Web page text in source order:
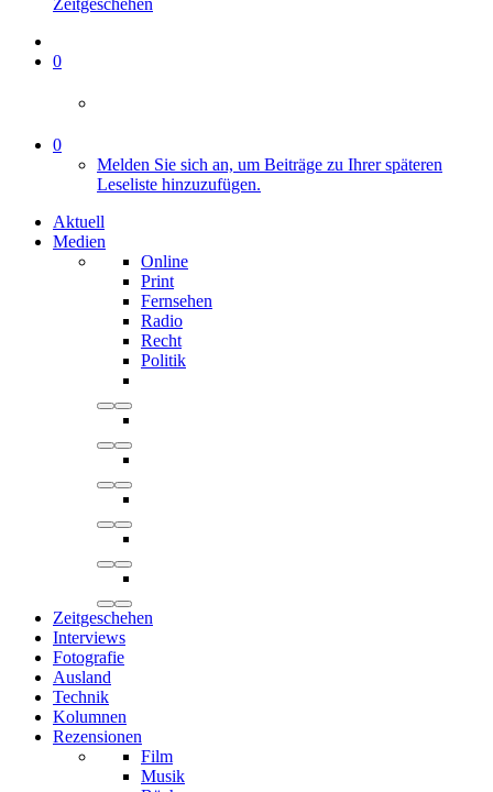
0
0
Melden Sie sich an, um Beiträge zu Ihrer späteren
Leseliste hinzuzufügen.
Aktuell
Medien
Online
Print
Fernsehen
Radio
Recht
Politik
Zeitgeschehen
Interviews
Fotografie
Ausland
Technik
Kolumnen
Rezensionen
Film
Musik